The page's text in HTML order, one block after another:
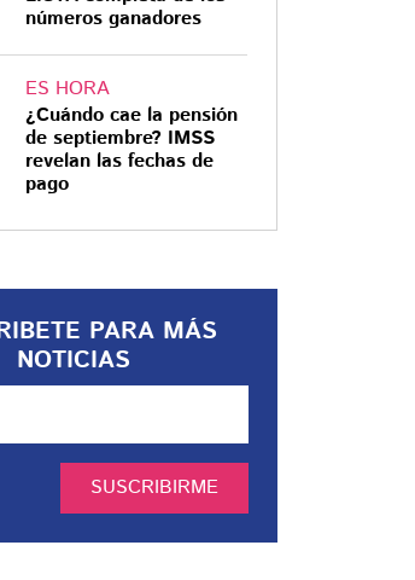
números ganadores
ES HORA
¿Cuándo cae la pensión
de septiembre? IMSS
revelan las fechas de
pago
PARA MÁS
NOTICIAS
SUSCRIBIRME